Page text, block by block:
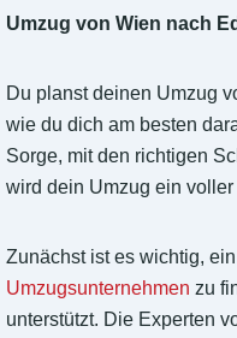
Umzug von Wien nach
Du planst deinen Umzug
wie du dich am besten
Sorge, mit den richtigen
wird dein Umzug ein voller
Zunächst ist es wichtig,
Umzugsunternehmen zu
unterstützt. Die Experten